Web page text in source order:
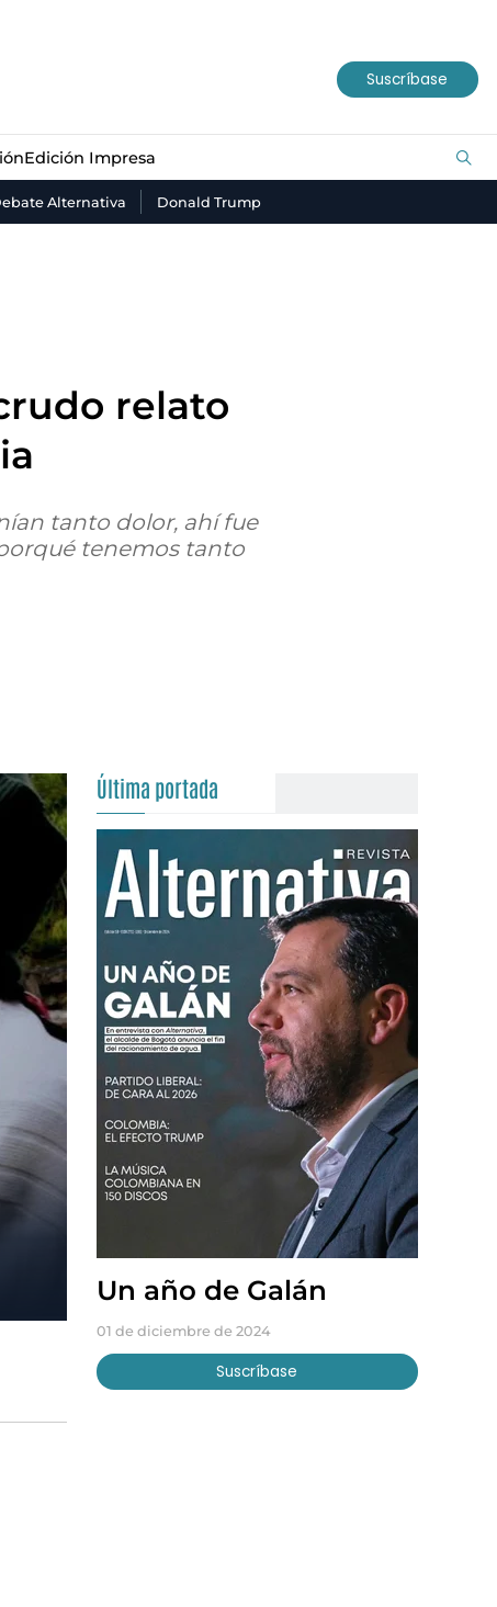
Suscríbase
Edición Impresa
Alternativa Donald Trump
relato
tanto dolor, ahí fue
tenemos tanto
Última portada
Un año de Galán
01 de diciembre de 2024
Suscríbase